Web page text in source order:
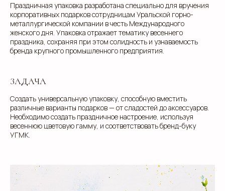
Праздничная упаковка разработана специально для вручения
корпоративных подарков сотрудницам Уральской горно-
металлургической компании в честь Международного
женского дня. Упаковка отражает тематику весеннего
праздника, сохраняя при этом солидность и узнаваемость
бренда крупного промышленного предприятия.
ЗАДАЧА
Создать универсальную упаковку, способную вместить
различные варианты подарков — от сладостей до аксессуаров.
Необходимо создать праздничное настроение, используя
весеннюю цветовую гамму, и соответствовать бренд-буку
УГМК.